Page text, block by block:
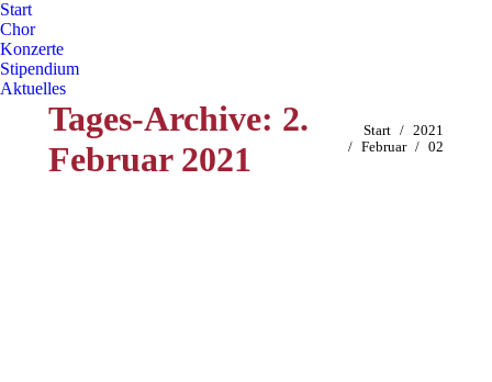
Start
Chor
Konzerte
Stipendium
Aktuelles
Tages-Archive: 2.
Februar 2021
Sie befinden sich hier:
Start
2021
Februar
02